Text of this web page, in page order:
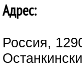
Адрес:
Россия,